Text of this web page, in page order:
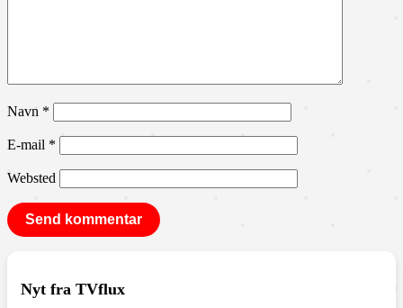
Navn *
E-mail *
Websted
Nyt fra TVflux